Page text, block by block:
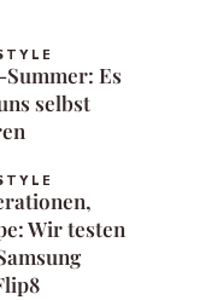
Es
selbst
Wir testen